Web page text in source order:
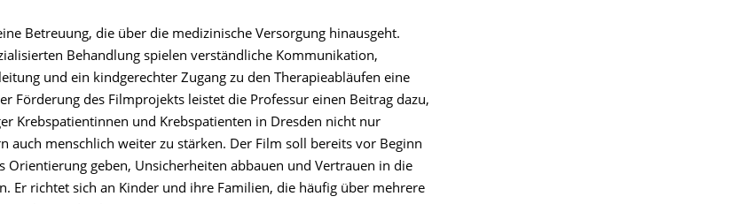
Betreuung, die über die medizinische Versorgung hinausgeht.
Behandlung spielen verständliche Kommunikation,
und ein kindgerechter Zugang zu den Therapieabläufen eine
Förderung des Filmprojekts leistet die Professur einen Beitrag dazu,
Krebspatientinnen und Krebspatienten in Dresden nicht nur
auch menschlich weiter zu stärken. Der Film soll bereits vor Beginn
Orientierung geben, Unsicherheiten abbauen und Vertrauen in die
Er richtet sich an Kinder und ihre Familien, die häufig über mehrere